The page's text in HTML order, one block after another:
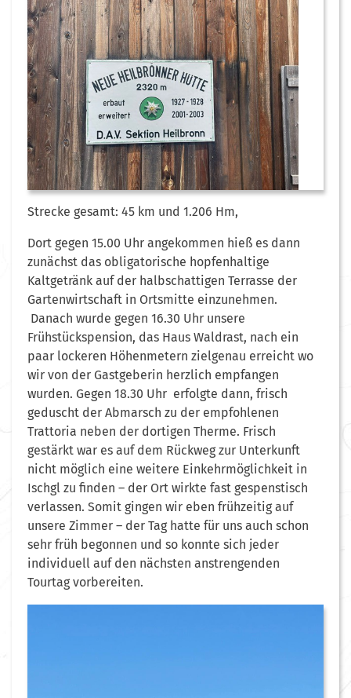
Strecke gesamt: 45 km und 1.206 Hm,
Dort gegen 15.00 Uhr angekommen hieß es dann
zunächst das obligatorische hopfenhaltige
Kaltgetränk auf der halbschattigen Terrasse der
Gartenwirtschaft in Ortsmitte einzunehmen.
Danach wurde gegen 16.30 Uhr unsere
Frühstückspension, das Haus Waldrast, nach ein
paar lockeren Höhenmetern zielgenau erreicht wo
wir von der Gastgeberin herzlich empfangen
wurden. Gegen 18.30 Uhr erfolgte dann, frisch
geduscht der Abmarsch zu der empfohlenen
Trattoria neben der dortigen Therme. Frisch
gestärkt war es auf dem Rückweg zur Unterkunft
nicht möglich eine weitere Einkehrmöglichkeit in
Ischgl zu finden – der Ort wirkte fast gespenstisch
verlassen. Somit gingen wir eben frühzeitig auf
unsere Zimmer – der Tag hatte für uns auch schon
sehr früh begonnen und so konnte sich jeder
individuell auf den nächsten anstrengenden
Tourtag vorbereiten.